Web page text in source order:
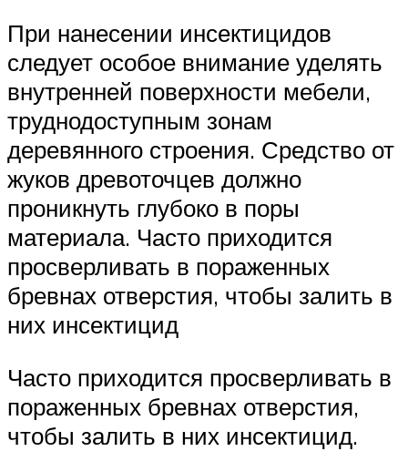
При нанесении инсектицидов
следует особое внимание уделять
внутренней поверхности мебели,
труднодоступным зонам
деревянного строения. Средство от
жуков древоточцев должно
проникнуть глубоко в поры
материала. Часто приходится
просверливать в пораженных
бревнах отверстия, чтобы залить в
них инсектицид
Часто приходится просверливать в
пораженных бревнах отверстия,
чтобы залить в них инсектицид.